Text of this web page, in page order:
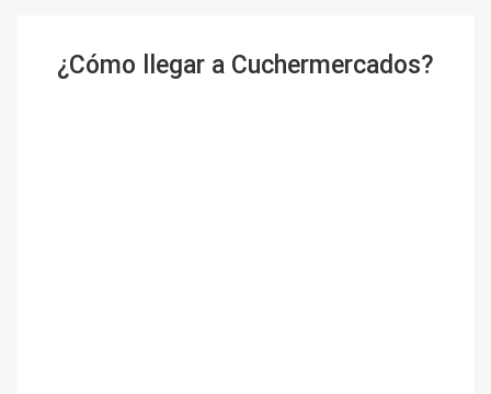
¿Cómo llegar a Cuchermercados?